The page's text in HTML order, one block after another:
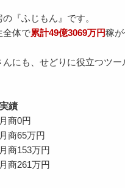
『ふじもん』です。
全体で累計49億3069万円稼が
んにも、せどりに役立つツー
績
商0円
商65万円
商153万円
商261万円